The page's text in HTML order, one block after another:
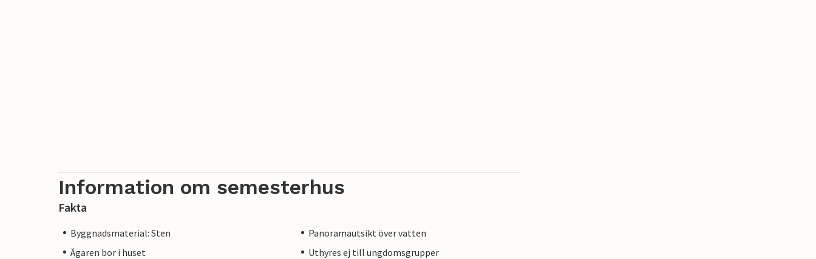
Information om semesterhus
Fakta
Byggnadsmaterial: Sten
Panoramautsikt över vatten
Ägaren bor i huset
Uthyres ej till ungdomsgrupper